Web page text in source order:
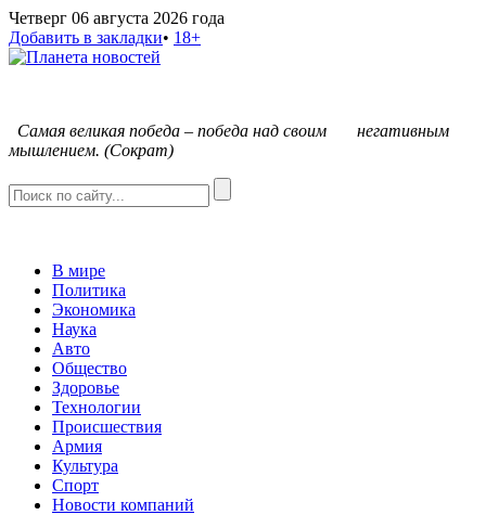
Четверг 06 августа 2026 года
Добавить в закладки• 18+
Самая великая победа – победа над своим негативным
мышлением. (Сократ)
В мире
Политика
Экономика
Наука
Авто
Общество
Здоровье
Технологии
Происшествия
Армия
Культура
Спорт
Новости компаний